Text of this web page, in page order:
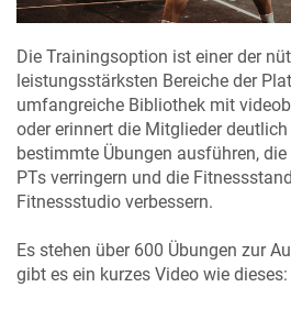
Die Trainingsoption ist einer der
leistungsstärksten Bereiche der
umfangreiche Bibliothek mit
oder erinnert die Mitglieder
bestimmte Übungen ausführen,
PTs verringern und die
Fitnessstudio verbessern.
Es stehen über 600 Übungen zur
gibt es ein kurzes Video wie dieses: